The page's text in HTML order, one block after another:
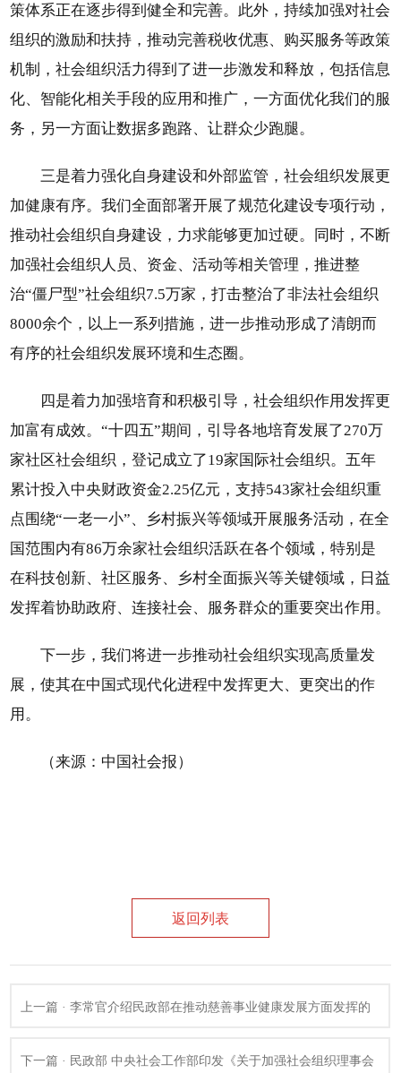
策体系正在逐步得到健全和完善。此外，持续加强对社会
组织的激励和扶持，推动完善税收优惠、购买服务等政策
机制，社会组织活力得到了进一步激发和释放，包括信息
化、智能化相关手段的应用和推广，一方面优化我们的服
务，另一方面让数据多跑路、让群众少跑腿。
三是着力强化自身建设和外部监管，社会组织发展更
加健康有序。我们全面部署开展了规范化建设专项行动，
推动社会组织自身建设，力求能够更加过硬。同时，不断
加强社会组织人员、资金、活动等相关管理，推进整
治“僵尸型”社会组织7.5万家，打击整治了非法社会组织
8000余个，以上一系列措施，进一步推动形成了清朗而
有序的社会组织发展环境和生态圈。
四是着力加强培育和积极引导，社会组织作用发挥更
加富有成效。“十四五”期间，引导各地培育发展了270万
家社区社会组织，登记成立了19家国际社会组织。五年
累计投入中央财政资金2.25亿元，支持543家社会组织重
点围绕“一老一小”、乡村振兴等领域开展服务活动，在全
国范围内有86万余家社会组织活跃在各个领域，特别是
在科技创新、社区服务、乡村全面振兴等关键领域，日益
发挥着协助政府、连接社会、服务群众的重要突出作用。
下一步，我们将进一步推动社会组织实现高质量发
展，使其在中国式现代化进程中发挥更大、更突出的作
用。
（来源：中国社会报）
返回列表
上一篇 · 李常官介绍民政部在推动慈善事业健康发展方面发挥的
作用和取得的成效丨国新办新闻发布会
下一篇 · 民政部 中央社会工作部印发《关于加强社会组织理事会